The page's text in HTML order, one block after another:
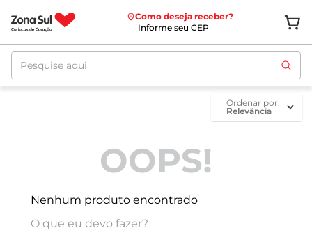
Como deseja receber?
Informe seu CEP
Pesquise aqui
ordenar por
Relevância
OOPS!
Nenhum produto encontrado
O que eu devo fazer?